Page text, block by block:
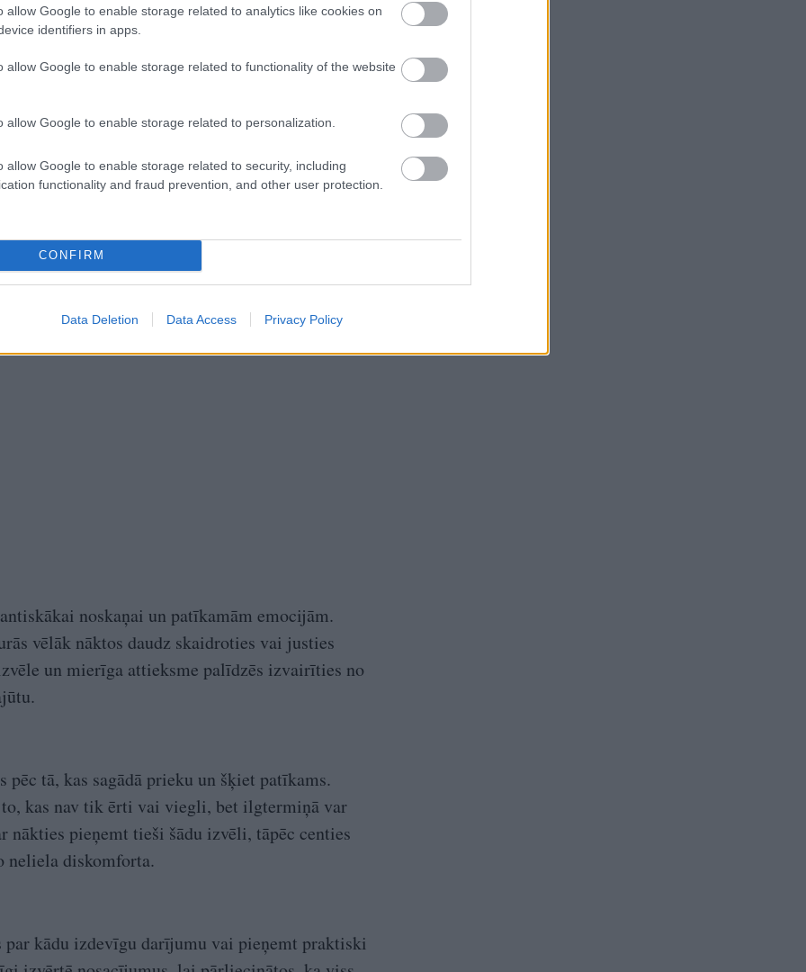
allow Google to enable storage related to analytics like cookies on
identifiers in apps.
allow Google to enable storage related to functionality of the website
allow Google to enable storage related to personalization.
allow Google to enable storage related to security, including
functionality and fraud prevention, and other user protection.
CONFIRM
Data Deletion Data Access Privacy Policy
laiks
Laika
Latvijā bērnus dzemdē
“vidējai” mammai
jūtām cilvēkiem, kuri tev ir tuvi un nozīmīgi.
to, ko, iespējams, esi atlicis vai paturējis pie
palīdzēt stiprināt savstarpējo uzticēšanos un
noskaņai un patīkamām emocijām.
vēlāk nāktos daudz skaidroties vai justies
un mierīga attieksme palīdzēs izvairīties no
tā, kas sagādā prieku un šķiet patīkams.
kas nav tik ērti vai viegli, bet ilgtermiņā var
nākties pieņemt tieši šādu izvēli, tāpēc centies
neliela diskomforta.
par kādu izdevīgu darījumu vai pieņemt praktiski